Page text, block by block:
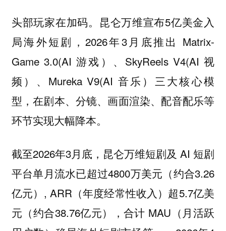
头部玩家在加码。昆仑万维宣布5亿美金入
局海外短剧，2026年3月底推出 Matrix-
Game 3.0(AI 游戏）、SkyReels V4(AI 视
频）、Mureka V9(AI 音乐）三大核心模
型，在剧本、分镜、画面渲染、配音配乐等
环节实现大幅降本。
截至2026年3月底，昆仑万维短剧及 AI 短剧
平台单月流水已超过4800万美元（约合3.26
亿元）, ARR（年度经常性收入）超5.7亿美
元（约合38.76亿元），合计 MAU（月活跃